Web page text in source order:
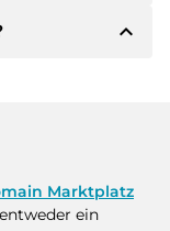
Ihnen die
immer
expand_less
Sie auf
Marktplatz
ein